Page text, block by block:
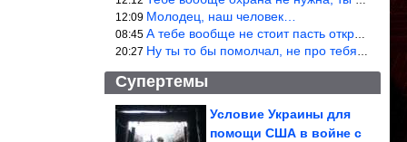
12:09 Молодец, наш человек…
08:45 А тебе вообще не стоит пасть открывать! Не с тобой общаются!
20:27 Ну ты то бы помолчал, не про тебя речь.
Супертемы
Типы самолётов и
Условие Украины для
помощи США в войне с